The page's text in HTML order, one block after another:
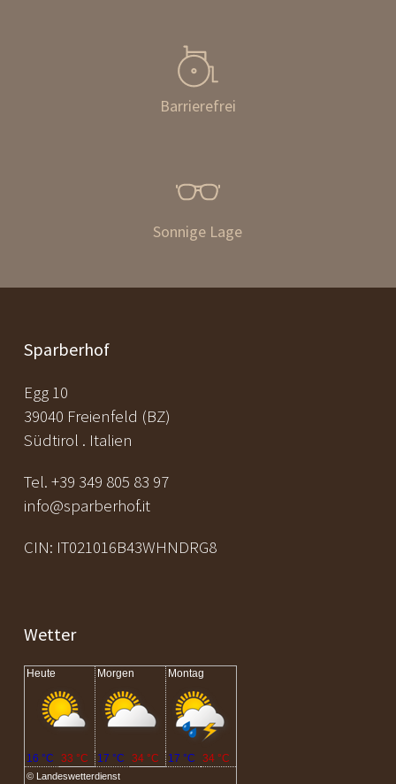
Barrierefrei
Sonnige Lage
Sparberhof
Egg 10
39040 Freienfeld (BZ)
Südtirol . Italien
Tel. +39 349 805 83 97
info@sparberhof.it
CIN: IT021016B43WHNDRG8
Wetter
Heute Morgen Montag
© Landeswetterdienst
16 °C 33 °C 17 °C 34 °C 17 °C 34 °C